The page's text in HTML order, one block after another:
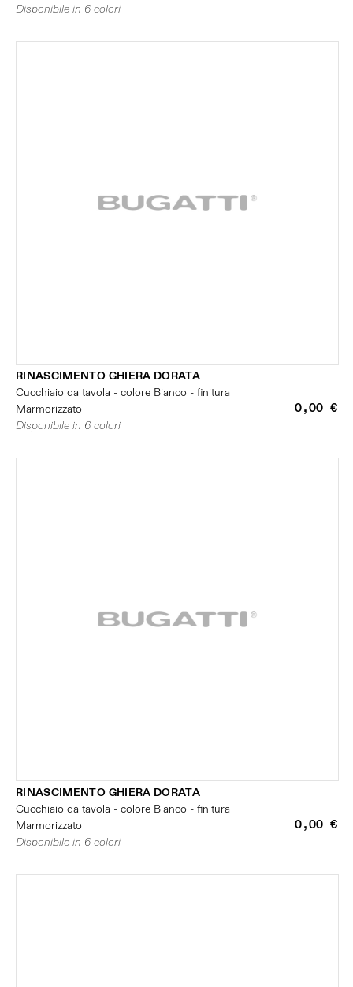
Disponibile in 6 colori
RINASCIMENTO GHIERA DORATA
Cucchiaio da tavola - colore Bianco - finitura
Marmorizzato
0,00 €
Disponibile in 6 colori
RINASCIMENTO GHIERA DORATA
Cucchiaio da tavola - colore Bianco - finitura
Marmorizzato
0,00 €
Disponibile in 6 colori